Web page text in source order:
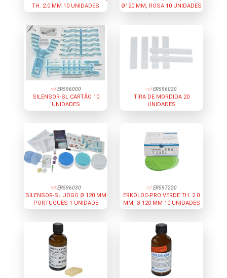
TH. 2.0 MM 10 UNIDADES
Ø120 MM, ROSA 10 UNIDADES
ref:ER596000
SILENSOR-SL CARTÃO 10
UNIDADES
ref:ER596020
TIRA DE MORDIDA 20
UNIDADES
ref:ER596030
SILENSOR-SL JOGO Ø 120 MM
PORTUGUÊS 1 UNIDADE
ref:ER597220
ERKOLOC-PRO VERDE TH. 2.0
MM, Ø 120 MM 10 UNIDADES